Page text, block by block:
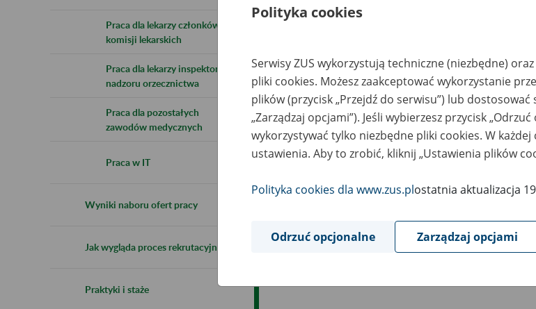
Praca dla lekarzy członków
komisji lekarskich
Praca dla lekarzy inspektorów
nadzoru orzecznictwa
Praca dla pozostałych
zawodów medycznych
Praca w IT
Wyniki naboru ofert pracy
Jak wygląda proces rekrutacyjny
Praktyki i staże
Polityka cookies
Serwisy ZUS wykorzystują techniczne (niezbędne)
pliki cookies. Możesz zaakceptować wykorzystanie
plików (przycisk „Przejdź do serwisu”) lub dostosować
„Zarządzaj opcjami”). Jeśli wybierzesz przycisk
wykorzystywać tylko niezbędne pliki cookies. W
ustawienia. Aby to zrobić, kliknij „Ustawienia plików
Polityka cookies dla www.zus.plostatnia aktualizacja
Odrzuć opcjonalne Zarządzaj opcjami